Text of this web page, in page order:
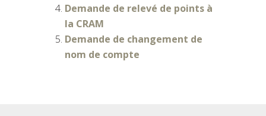
Demande de relevé de points à
la CRAM
Demande de changement de
nom de compte